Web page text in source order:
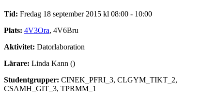
Tid: Fredag 18 september 2015 kl 08:00 - 10:00
Plats: 4V3Ora, 4V6Bru
Aktivitet: Datorlaboration
Lärare: Linda Kann ()
Studentgrupper: CINEK_PFRI_3, CLGYM_TIKT_2,
CSAMH_GIT_3, TPRMM_1